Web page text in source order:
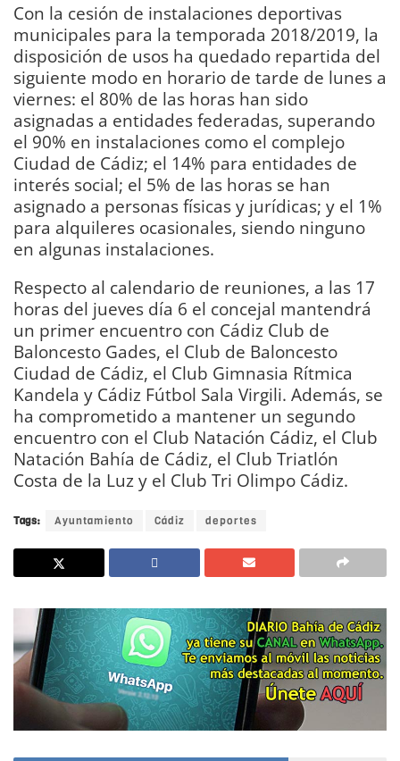
Con la cesión de instalaciones deportivas
municipales para la temporada 2018/2019, la
disposición de usos ha quedado repartida del
siguiente modo en horario de tarde de lunes a
viernes: el 80% de las horas han sido
asignadas a entidades federadas, superando
el 90% en instalaciones como el complejo
Ciudad de Cádiz; el 14% para entidades de
interés social; el 5% de las horas se han
asignado a personas físicas y jurídicas; y el 1%
para alquileres ocasionales, siendo ninguno
en algunas instalaciones.
Respecto al calendario de reuniones, a las 17
horas del jueves día 6 el concejal mantendrá
un primer encuentro con Cádiz Club de
Baloncesto Gades, el Club de Baloncesto
Ciudad de Cádiz, el Club Gimnasia Rítmica
Kandela y Cádiz Fútbol Sala Virgili. Además, se
ha comprometido a mantener un segundo
encuentro con el Club Natación Cádiz, el Club
Natación Bahía de Cádiz, el Club Triatlón
Costa de la Luz y el Club Tri Olimpo Cádiz.
Tags: Ayuntamiento Cádiz deportes